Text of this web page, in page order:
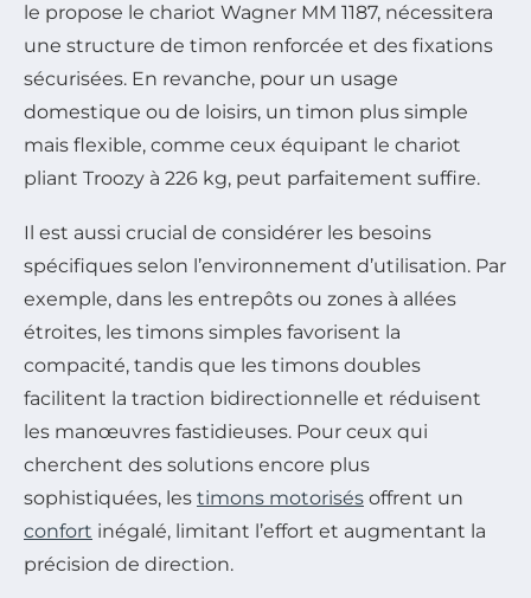
le propose le chariot Wagner MM 1187, nécessitera
une structure de timon renforcée et des fixations
sécurisées. En revanche, pour un usage
domestique ou de loisirs, un timon plus simple
mais flexible, comme ceux équipant le chariot
pliant Troozy à 226 kg, peut parfaitement suffire.
Il est aussi crucial de considérer les besoins
spécifiques selon l’environnement d’utilisation. Par
exemple, dans les entrepôts ou zones à allées
étroites, les timons simples favorisent la
compacité, tandis que les timons doubles
facilitent la traction bidirectionnelle et réduisent
les manœuvres fastidieuses. Pour ceux qui
cherchent des solutions encore plus
sophistiquées, les timons motorisés offrent un
confort inégalé, limitant l’effort et augmentant la
précision de direction.